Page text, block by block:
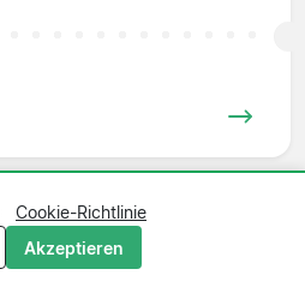
Cookie-Richtlinie
Akzeptieren